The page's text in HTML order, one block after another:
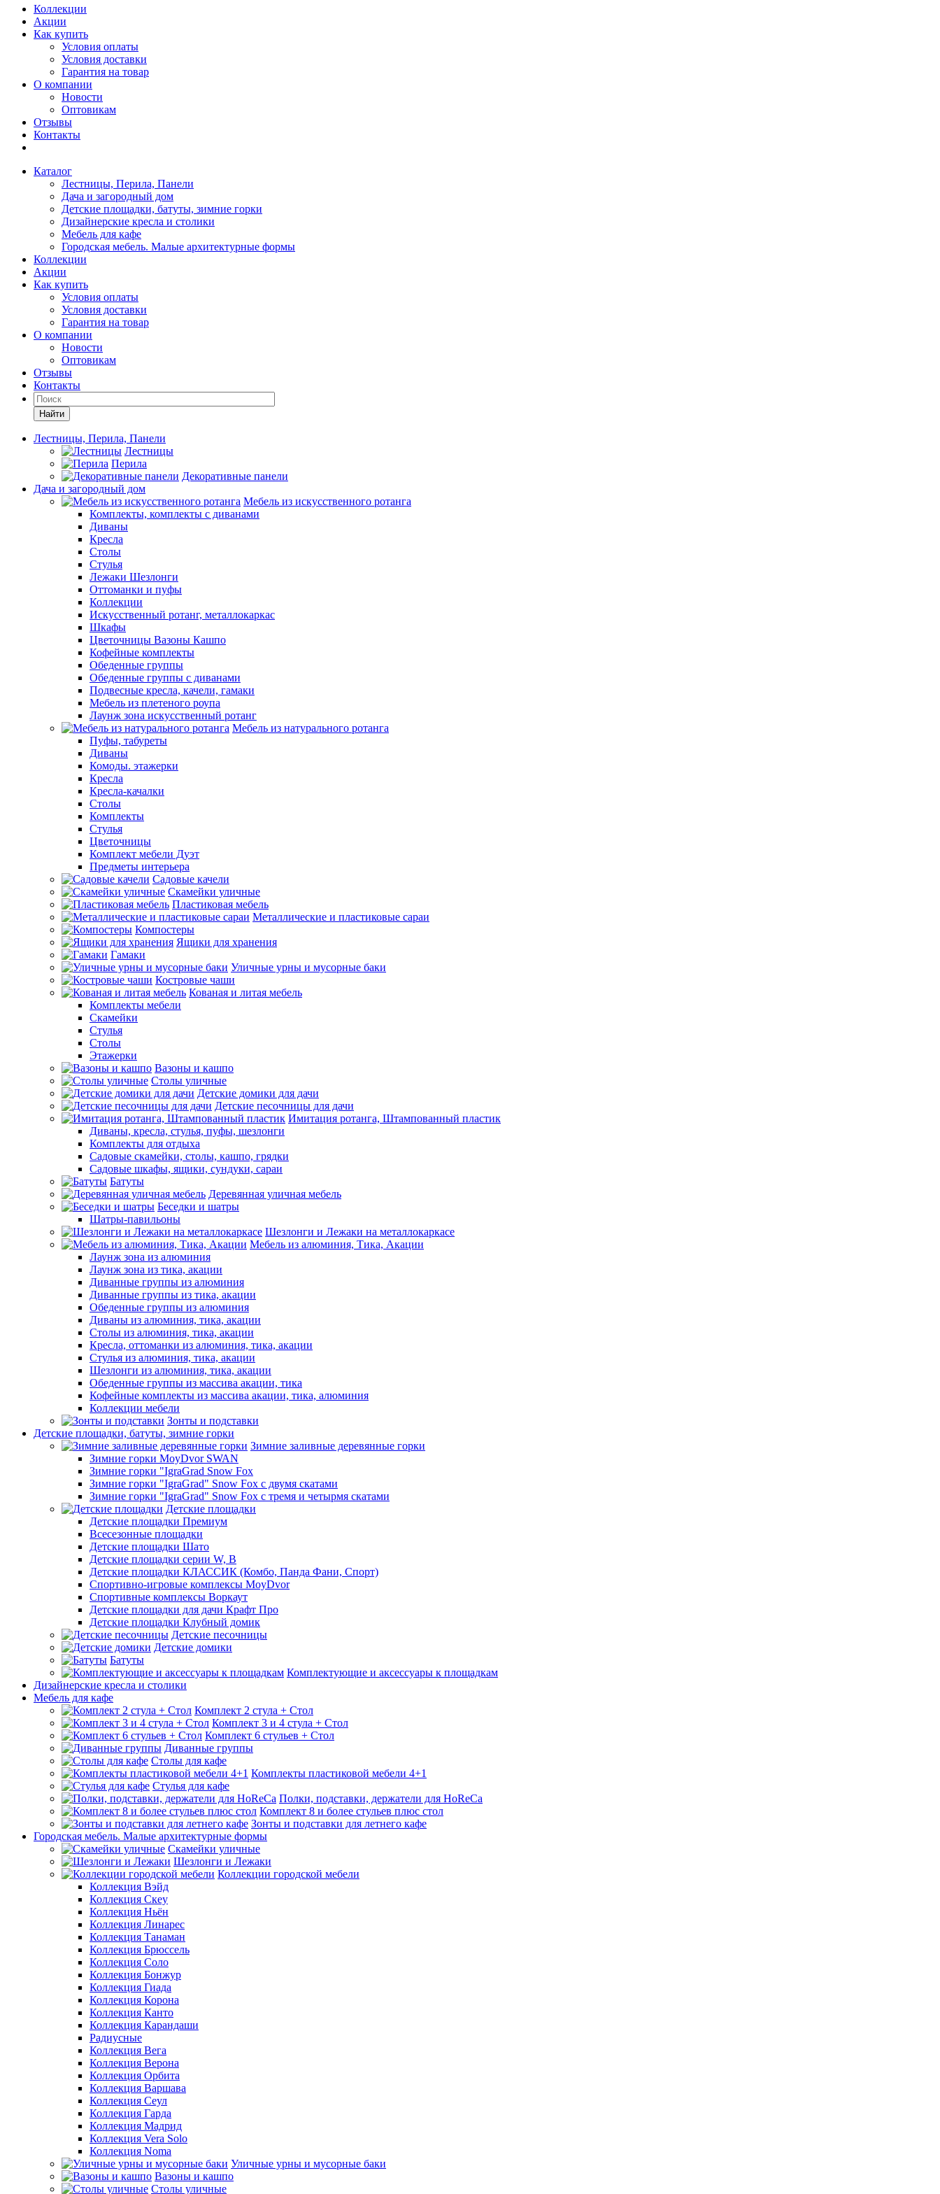
Коллекции
Акции
Как купить
Условия оплаты
Условия доставки
Гарантия на товар
О компании
Новости
Оптовикам
Отзывы
Контакты
Каталог
Лестницы, Перила, Панели
Дача и загородный дом
Детские площадки, батуты, зимние горки
Дизайнерские кресла и столики
Мебель для кафе
Городская мебель. Малые архитектурные формы
Коллекции
Акции
Как купить
Условия оплаты
Условия доставки
Гарантия на товар
О компании
Новости
Оптовикам
Отзывы
Контакты
Найти
Лестницы, Перила, Панели
Лестницы
Перила
Декоративные панели
Дача и загородный дом
Мебель из искусственного ротанга
Комплекты, комплекты с диванами
Диваны
Кресла
Столы
Стулья
Лежаки Шезлонги
Оттоманки и пуфы
Коллекции
Искусственный ротанг, металлокаркас
Шкафы
Цветочницы Вазоны Кашпо
Кофейные комплекты
Обеденные группы
Обеденные группы с диванами
Подвесные кресла, качели, гамаки
Мебель из плетеного роупа
Лаунж зона искусственный ротанг
Мебель из натурального ротанга
Пуфы, табуреты
Диваны
Комоды. этажерки
Кресла
Кресла-качалки
Столы
Комплекты
Стулья
Цветочницы
Комплект мебели Дуэт
Предметы интерьера
Садовые качели
Скамейки уличные
Пластиковая мебель
Металлические и пластиковые сараи
Компостеры
Ящики для хранения
Гамаки
Уличные урны и мусорные баки
Костровые чаши
Кованая и литая мебель
Комплекты мебели
Скамейки
Стулья
Столы
Этажерки
Вазоны и кашпо
Столы уличные
Детские домики для дачи
Детские песочницы для дачи
Имитация ротанга, Штампованный пластик
Диваны, кресла, стулья, пуфы, шезлонги
Комплекты для отдыха
Садовые скамейки, столы, кашпо, грядки
Садовые шкафы, ящики, сундуки, сараи
Батуты
Деревянная уличная мебель
Беседки и шатры
Шатры-павильоны
Шезлонги и Лежаки на металлокаркасе
Мебель из алюминия, Тика, Акации
Лаунж зона из алюминия
Лаунж зона из тика, акации
Диванные группы из алюминия
Диванные группы из тика, акации
Обеденные группы из алюминия
Диваны из алюминия, тика, акации
Столы из алюминия, тика, акации
Кресла, оттоманки из алюминия, тика, акации
Стулья из алюминия, тика, акации
Шезлонги из алюминия, тика, акации
Обеденные группы из массива акации, тика
Кофейные комплекты из массива акации, тика, алюминия
Коллекции мебели
Зонты и подставки
Детские площадки, батуты, зимние горки
Зимние заливные деревянные горки
Зимние горки MoyDvor SWAN
Зимние горки "IgraGrad Snow Fox
Зимние горки "IgraGrad" Snow Fox с двумя скатами
Зимние горки "IgraGrad" Snow Fox с тремя и четырмя скатами
Детские площадки
Детские площадки Премиум
Всесезонные площадки
Детские площадки Шато
Детские площадки серии W, В
Детские площадки КЛАССИК (Комбо, Панда Фани, Спорт)
Спортивно-игровые комплексы MoyDvor
Спортивные комплексы Воркаут
Детские площадки для дачи Крафт Про
Детские площадки Клубный домик
Детские песочницы
Детские домики
Батуты
Комплектующие и аксессуары к площадкам
Дизайнерские кресла и столики
Мебель для кафе
Комплект 2 стула + Стол
Комплект 3 и 4 стула + Стол
Комплект 6 стульев + Стол
Диванные группы
Столы для кафе
Комплекты пластиковой мебели 4+1
Стулья для кафе
Полки, подставки, держатели для HoReCa
Комплект 8 и более стульев плюс стол
Зонты и подставки для летнего кафе
Городская мебель. Малые архитектурные формы
Скамейки уличные
Шезлонги и Лежаки
Коллекции городской мебели
Коллекция Вэйд
Коллекция Скеу
Коллекция Ньён
Коллекция Линарес
Коллекция Танаман
Коллекция Брюссель
Коллекция Соло
Коллекция Бонжур
Коллекция Гиада
Коллекция Корона
Коллекция Канто
Коллекция Карандаши
Радиусные
Коллекция Вега
Коллекция Верона
Коллекция Орбита
Коллекция Варшава
Коллекция Сеул
Коллекция Гарда
Коллекция Мадрид
Коллекция Vera Solo
Коллекция Noma
Уличные урны и мусорные баки
Вазоны и кашпо
Столы уличные